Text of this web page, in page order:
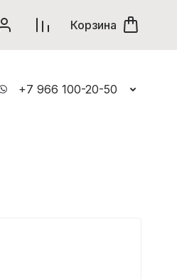
Корзина
Контакты
+7 966 100-20-50